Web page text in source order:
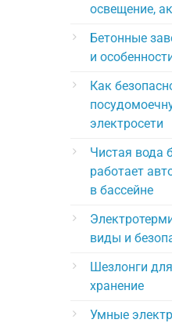
освещение,
Бетонные
и
Как
электросети
Чистая вода
работает
в бассейне
виды и
Шезлонги
хранение
Умные